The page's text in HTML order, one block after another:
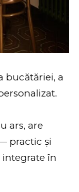
bucătăriei, a
ars, are
practic și
integrate în